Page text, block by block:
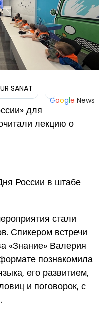
SANAT
Google News
для
лекцию о
России в штабе
стали
Спикером встречи
«Знание» Валерия
познакомила
его развитием,
и поговорок, с